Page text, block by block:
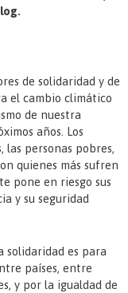
de solidaridad y de
el cambio climático
de nuestra
años. Los
las personas pobres,
quienes más sufren
pone en riesgo sus
y su seguridad
solidaridad es para
países, entre
y por la igualdad de